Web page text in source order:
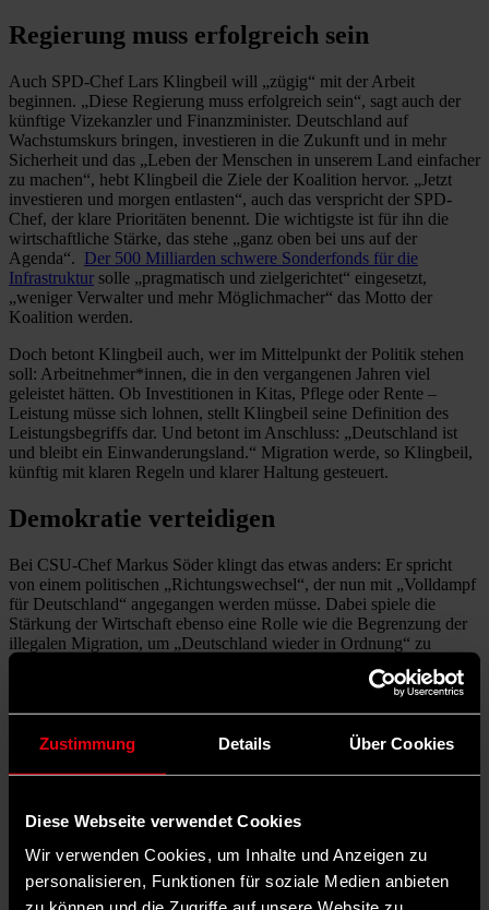
Zustimmung Details Über Cookies
Diese Webseite verwendet Cookies
Wir verwenden Cookies, um Inhalte und Anzeigen zu
personalisieren, Funktionen für soziale Medien anbieten
Regierung muss erfolgreich sein
Auch SPD-Chef Lars Klingbeil will „zügig“ mit der Arbeit
beginnen. „Diese Regierung muss erfolgreich sein“, sagt auch der
künftige Vizekanzler und Finanzminister. Deutschland auf
Wachstumskurs bringen, investieren in die Zukunft und in mehr
Sicherheit und das „Leben der Menschen in unserem Land einfacher
zu machen“, hebt Klingbeil die Ziele der Koalition hervor. „Jetzt
investieren und morgen entlasten“, auch das verspricht der SPD-
Chef, der klare Prioritäten benennt. Die wichtigste ist für ihn die
wirtschaftliche Stärke, das stehe „ganz oben bei uns auf der
Agenda“. Der 500 Milliarden schwere Sonderfonds für die
Infrastruktur solle „pragmatisch und zielgerichtet“ eingesetzt,
„weniger Verwalter und mehr Möglichmacher“ das Motto der
Koalition werden.
Doch betont Klingbeil auch, wer im Mittelpunkt der Politik stehen
soll: Arbeitnehmer*innen, die in den vergangenen Jahren viel
geleistet hätten. Ob Investitionen in Kitas, Pflege oder Rente –
Leistung müsse sich lohnen, stellt Klingbeil seine Definition des
Leistungsbegriffs dar. Und betont im Anschluss: „Deutschland ist
und bleibt ein Einwanderungsland.“ Migration werde, so Klingbeil,
künftig mit klaren Regeln und klarer Haltung gesteuert.
Demokratie verteidigen
Bei CSU-Chef Markus Söder klingt das etwas anders: Er spricht
von einem politischen „Richtungswechsel“, der nun mit „Volldampf
für Deutschland“ angegangen werden müsse. Dabei spiele die
Stärkung der Wirtschaft ebenso eine Rolle wie die Begrenzung der
illegalen Migration, um „Deutschland wieder in Ordnung“ zu
bringen, wie Söder sagt.
Mit Blick auf den bevorstehenden Regierungswechsel weist SPD-
Chefin Saskia Esken darauf hin, dass Demokratie und
demokratische Übergänge keine Selbstverständlichkeit seien.
Demokratie müsse jeden Tag gefördert und verteidigt werden,
erklärt sie. Angesichts der Tatsache, dass die AfD als größte
eingestuft worden sei, fordert Esken alle demokratischen Kräfte im
Ende zu setzen“.
Neue SPD-Minister*innen: von jung bis